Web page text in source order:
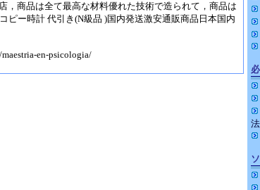
，商品は全て最高な材料優れた技術で造られて，商品は
ピー時計 代引き(N級品 )国内発送激安通販商品日本国内
en-psicologia/
法